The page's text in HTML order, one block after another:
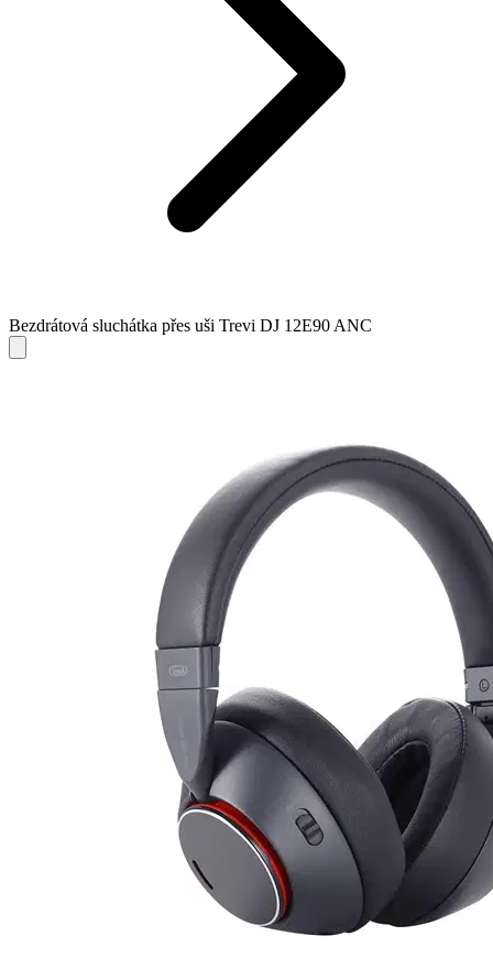
Bezdrátová sluchátka přes uši Trevi DJ 12E90 ANC